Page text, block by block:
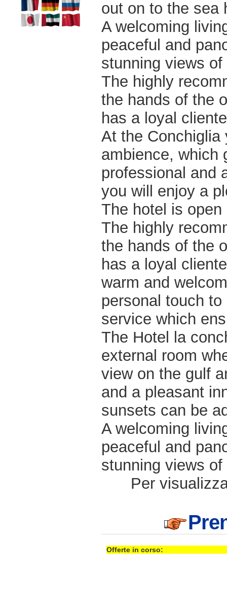
out on to the sea
A welcoming
peaceful and
stunning views
The highly
the hands of the
has a loyal
At the Conchiglia
ambience, which
professional and
you will enjoy a
The hotel is open
The highly
the hands of the
has a loyal
warm and
personal touch
service which
The Hotel la
external room
view on the gulf
and a pleasant
sunsets can be
A welcoming
peaceful and
stunning views
Per
Offerte in corso: